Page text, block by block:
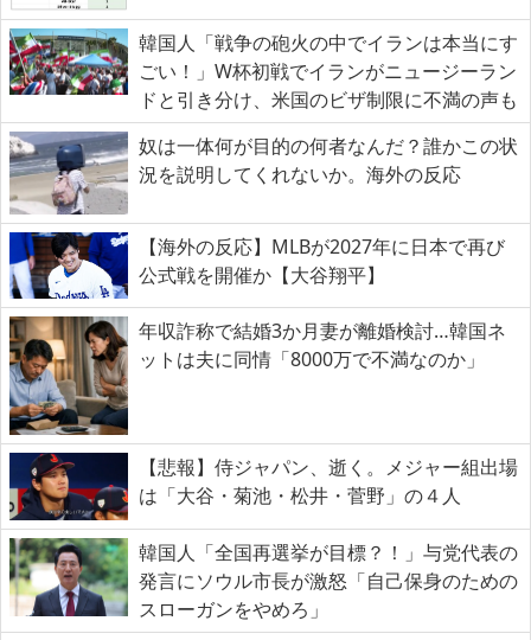
韓国人「戦争の砲火の中でイランは本当にす
ごい！」W杯初戦でイランがニュージーラン
ドと引き分け、米国のビザ制限に不満の声も
奴は一体何が目的の何者なんだ？誰かこの状
況を説明してくれないか。海外の反応
【海外の反応】MLBが2027年に日本で再び
公式戦を開催か【大谷翔平】
年収詐称で結婚3か月妻が離婚検討…韓国ネ
ットは夫に同情「8000万で不満なのか」
【悲報】侍ジャパン、逝く。メジャー組出場
は「大谷・菊池・松井・菅野」の４人
韓国人「全国再選挙が目標？！」与党代表の
発言にソウル市長が激怒「自己保身のための
スローガンをやめろ」